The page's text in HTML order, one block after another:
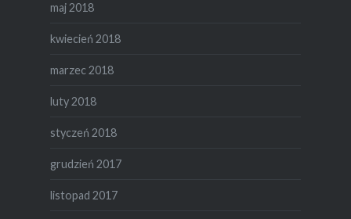
maj 2018
kwiecień 2018
marzec 2018
luty 2018
styczeń 2018
grudzień 2017
listopad 2017